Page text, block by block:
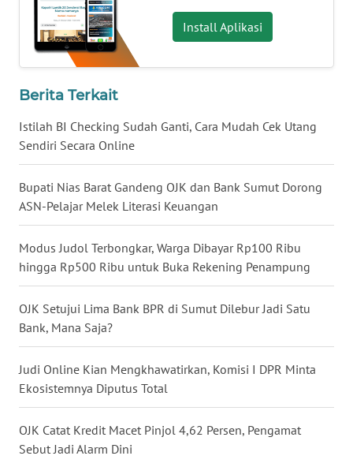
Install Aplikasi
Berita Terkait
Istilah BI Checking Sudah Ganti, Cara Mudah Cek Utang
Sendiri Secara Online
Bupati Nias Barat Gandeng OJK dan Bank Sumut Dorong
ASN-Pelajar Melek Literasi Keuangan
Modus Judol Terbongkar, Warga Dibayar Rp100 Ribu
hingga Rp500 Ribu untuk Buka Rekening Penampung
OJK Setujui Lima Bank BPR di Sumut Dilebur Jadi Satu
Bank, Mana Saja?
Judi Online Kian Mengkhawatirkan, Komisi I DPR Minta
Ekosistemnya Diputus Total
OJK Catat Kredit Macet Pinjol 4,62 Persen, Pengamat
Sebut Jadi Alarm Dini
WN
BABEL
SUMBAR
WN
BENGKULU
WN
LAMPUNG
WN
JATENG
WN
NUSANTARA
WN
JOGJA